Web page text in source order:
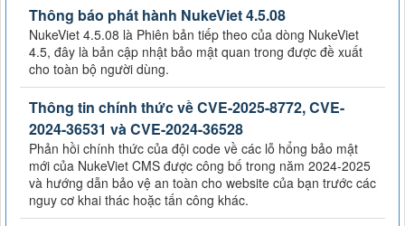
Thông báo phát hành NukeViet 4.5.08
NukeViet 4.5.08 là Phiên bản tiếp theo của dòng NukeViet
4.5, đây là bản cập nhật bảo mật quan trong được đề xuất
cho toàn bộ người dùng.
Thông tin chính thức về CVE-2025-8772, CVE-
2024-36531 và CVE-2024-36528
Phản hồi chính thức của đội code về các lỗ hổng bảo mật
mới của NukeViet CMS được công bố trong năm 2024-2025
và hướng dẫn bảo vệ an toàn cho website của bạn trước các
nguy cơ khai thác hoặc tấn công khác.